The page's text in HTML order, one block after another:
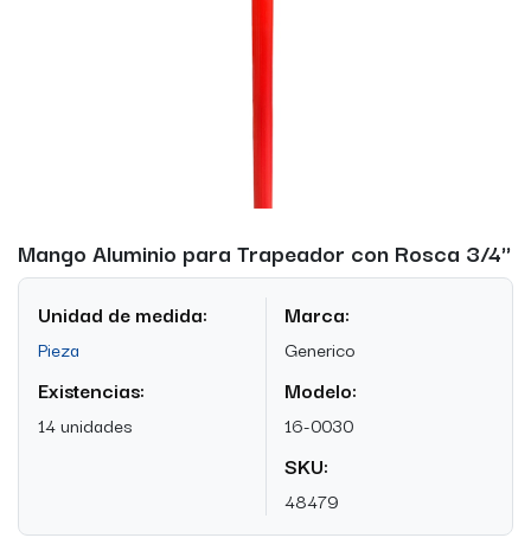
Mango Aluminio para Trapeador con Rosca 3/4''
Unidad de medida:
Pieza
Existencias:
14 unidades
Marca:
Generico
Modelo:
16-0030
SKU:
48479